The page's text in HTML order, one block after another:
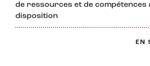
de ressources et de compétences
disposition
EN